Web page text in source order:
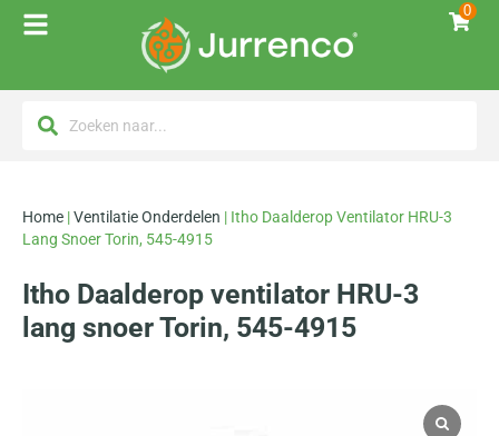
0
Home |Ventilatie Onderdelen | Itho Daalderop Ventilator HRU-3
Lang Snoer Torin, 545-4915
Itho Daalderop ventilator HRU-3
lang snoer Torin, 545-4915